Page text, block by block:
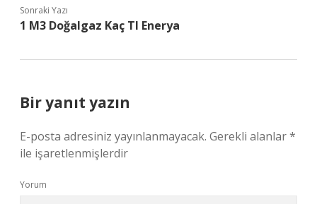
Sonraki Yazı
1 M3 Doğalgaz Kaç Tl Enerya
Bir yanıt yazın
E-posta adresiniz yayınlanmayacak. Gerekli alanlar*
ile işaretlenmişlerdir
Yorum